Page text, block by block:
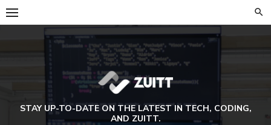
Skip
to
STAY UP-TO-DATE ON THE LATEST IN TECH, CODING,
AND ZUITT.